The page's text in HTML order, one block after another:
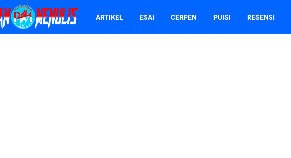
ARTIKEL ESAI CERPEN PUISI RESENSI